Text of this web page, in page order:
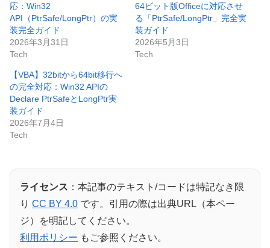
応：Win32
API（PtrSafe/LongPtr）の実
装完全ガイド
2026年3月31日
Tech
64ビット版Officeに対応させ
る「PtrSafe/LongPtr」完全実
装ガイド
2026年5月3日
Tech
【VBA】32bitから64bit移行へ
の完全対応：Win32 APIの
Declare PtrSafeとLongPtr実
装ガイド
2026年7月4日
Tech
ライセンス ：本記事のテキスト/コードは特記なき限
り CC BY 4.0 です。引用の際は出典URL（本ペー
ジ）を明記してください。
利用ポリシー もご参照ください。